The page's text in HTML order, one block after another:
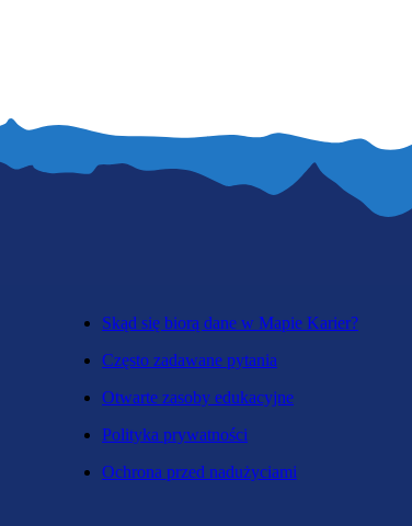
Skąd się biorą dane w Mapie Karier?
Często zadawane pytania
Otwarte zasoby edukacyjne
Polityka prywatności
Ochrona przed nadużyciami